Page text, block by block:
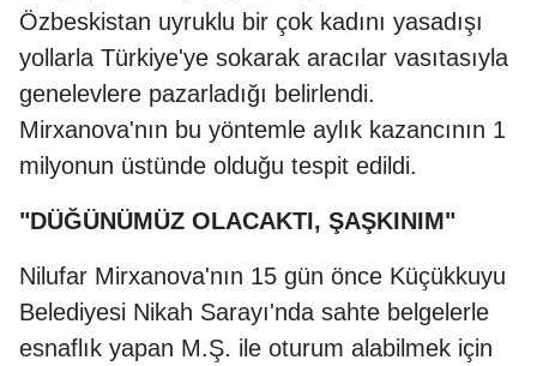
Özbeskistan uyruklu bir çok kadını yasadışı
yollarla Türkiye'ye sokarak aracılar vasıtasıyla
genelevlere pazarladığı belirlendi.
Mirxanova'nın bu yöntemle aylık kazancının 1
milyonun üstünde olduğu tespit edildi.
"DÜĞÜNÜMÜZ OLACAKTI, ŞAŞKINIM"
Nilufar Mirxanova'nın 15 gün önce Küçükkuyu
Belediyesi Nikah Sarayı'nda sahte belgelerle
esnaflık yapan M.Ş. ile oturum alabilmek için